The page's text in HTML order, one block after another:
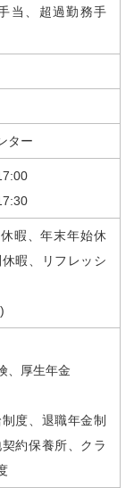
当、超過勤務手
ター
暇、年末年始休
暇、リフレッシ
、厚生年金
度、退職年金制
約保養所、クラ